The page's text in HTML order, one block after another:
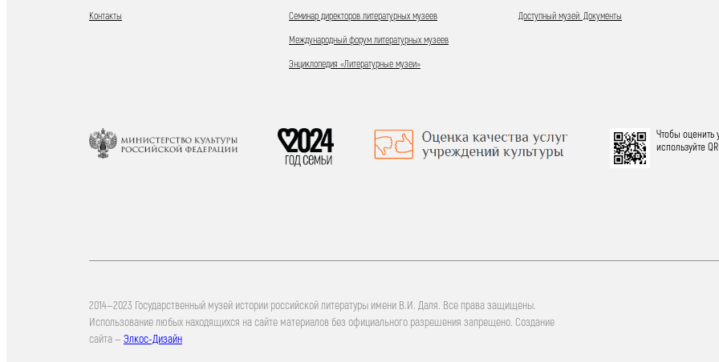
Контакты
Семинар директоров литературных музеев
Международный форум литературных музеев
Энциклопедия «Литературные музеи»
Доступный музей. Документы
Чтобы оценить
используйте
2014—2023 Государственный музей истории российской литературы имени В.И. Даля. Все права защищены.
Использование любых находящихся на сайте материалов без официального разрешения запрещено. Создание
сайта — Элкос-Дизайн